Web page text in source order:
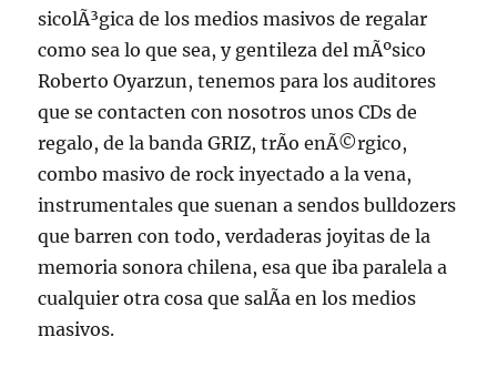
sicolÃ³gica de los medios masivos de regalar
como sea lo que sea, y gentileza del mÃºsico
Roberto Oyarzun, tenemos para los auditores
que se contacten con nosotros unos CDs de
regalo, de la banda GRIZ, trÃ­o enÃ©rgico,
combo masivo de rock inyectado a la vena,
instrumentales que suenan a sendos bulldozers
que barren con todo, verdaderas joyitas de la
memoria sonora chilena, esa que iba paralela a
cualquier otra cosa que salÃ­a en los medios
masivos.